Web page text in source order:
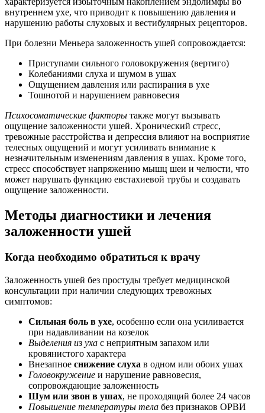
внутреннем ухе, что приводит к повышению давления и
нарушению работы слуховых и вестибулярных рецепторов.
При болезни Меньера заложенность ушей сопровождается:
Приступами сильного головокружения (вертиго)
Колебаниями слуха и шумом в ушах
Ощущением давления или распирания в ухе
Тошнотой и нарушением равновесия
Психосоматические факторы также могут вызывать
ощущение заложенности ушей. Хронический стресс,
тревожные расстройства и депрессия влияют на восприятие
телесных ощущений и могут усиливать внимание к
незначительным изменениям давления в ушах. Кроме того,
стресс способствует напряжению мышц шеи и челюсти, что
может нарушать функцию евстахиевой трубы и создавать
ощущение заложенности.
Методы диагностики и лечения
заложенности ушей
Когда необходимо обратиться к врачу
Заложенность ушей без простуды требует медицинской
консультации при наличии следующих тревожных
симптомов:
Сильная боль в ухе, особенно если она усиливается
при надавливании на козелок
Выделения из уха с неприятным запахом или
кровянистого характера
Внезапное снижение слуха в одном или обоих ушах
Головокружение и нарушение равновесия,
сопровождающие заложенность
Шум или звон в ушах, не проходящий более 24 часов
Повышение температуры тела без признаков ОРВИ